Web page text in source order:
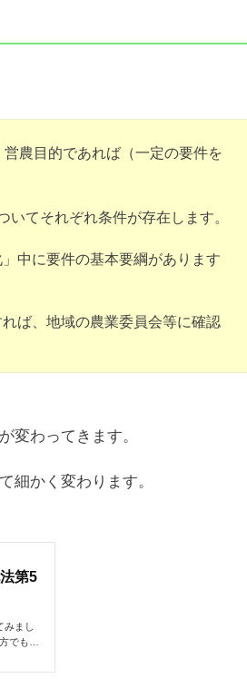
農目的であれば（一定の要件を
てそれぞれ条件が存在します。
中に要件の基本要綱があります
ば、地域の農業委員会等に確認
変わってきます。
細かく変わります。
第5
みまし
でもで
：非線引